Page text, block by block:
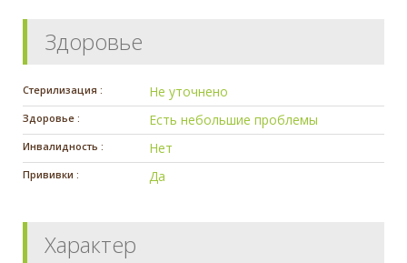
Здоровье
Стерилизация : Не уточнено
Здоровье : Есть небольшие проблемы
Инвалидность : Нет
Прививки : Да
Характер